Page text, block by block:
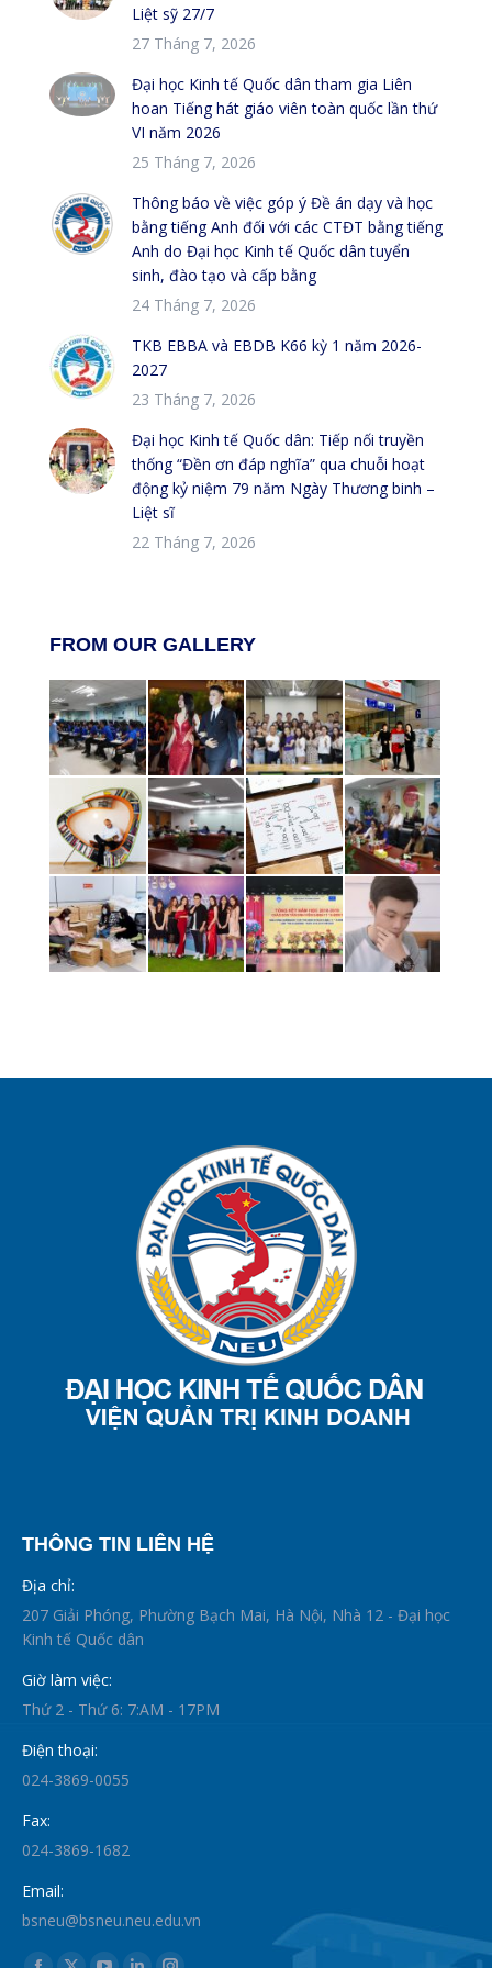
Liệt sỹ 27/7
27 Tháng 7, 2026
Đại học Kinh tế Quốc dân tham gia Liên
hoan Tiếng hát giáo viên toàn quốc lần thứ
VI năm 2026
25 Tháng 7, 2026
Thông báo về việc góp ý Đề án dạy và học
bằng tiếng Anh đối với các CTĐT bằng tiếng
Anh do Đại học Kinh tế Quốc dân tuyển
sinh, đào tạo và cấp bằng
24 Tháng 7, 2026
TKB EBBA và EBDB K66 kỳ 1 năm 2026-
2027
23 Tháng 7, 2026
Đại học Kinh tế Quốc dân: Tiếp nối truyền
thống “Đền ơn đáp nghĩa” qua chuỗi hoạt
động kỷ niệm 79 năm Ngày Thương binh –
Liệt sĩ
22 Tháng 7, 2026
FROM OUR GALLERY
THÔNG TIN LIÊN HỆ
Địa chỉ:
207 Giải Phóng, Phường Bạch Mai, Hà Nội, Nhà 12 - Đại học
Kinh tế Quốc dân
Giờ làm việc:
Thứ 2 - Thứ 6: 7:AM - 17PM
Điện thoại:
024-3869-0055
Fax:
024-3869-1682
Email:
bsneu@bsneu.neu.edu.vn
Find us on: